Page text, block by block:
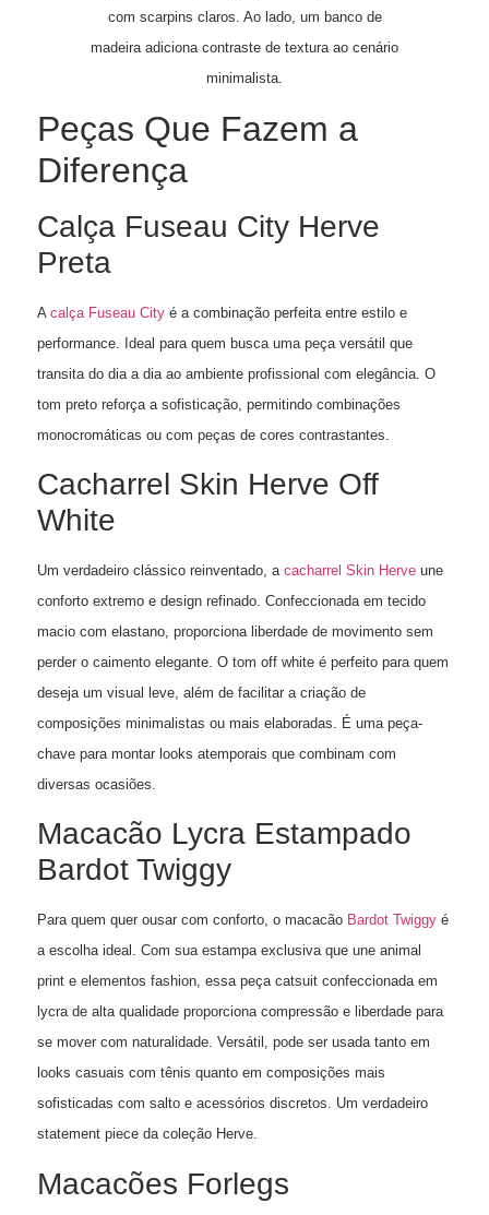
Peças Que Fazem a
Diferença
Calça Fuseau City Herve
Preta
A calça Fuseau City é a combinação perfeita entre estilo e
performance. Ideal para quem busca uma peça versátil que
transita do dia a dia ao ambiente profissional com elegância. O
tom preto reforça a sofisticação, permitindo combinações
monocromáticas ou com peças de cores contrastantes.
Cacharrel Skin Herve Off
White
Um verdadeiro clássico reinventado, a cacharrel Skin Herve une
conforto extremo e design refinado. Confeccionada em tecido
macio com elastano, proporciona liberdade de movimento sem
perder o caimento elegante. O tom off white é perfeito para quem
deseja um visual leve, além de facilitar a criação de
composições minimalistas ou mais elaboradas. É uma peça-
chave para montar looks atemporais que combinam com
diversas ocasiões.
Macacão Lycra Estampado
Bardot Twiggy
Para quem quer ousar com conforto, o macacão Bardot Twiggy é
a escolha ideal. Com sua estampa exclusiva que une animal
print e elementos fashion, essa peça catsuit confeccionada em
lycra de alta qualidade proporciona compressão e liberdade para
se mover com naturalidade. Versátil, pode ser usada tanto em
looks casuais com tênis quanto em composições mais
sofisticadas com salto e acessórios discretos. Um verdadeiro
statement piece da coleção Herve.
Macacões Forlegs